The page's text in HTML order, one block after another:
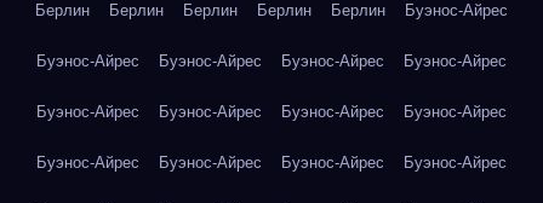
Берлин Берлин Берлин Берлин Берлин Буэнос-Айрес
Буэнос-Айрес Буэнос-Айрес Буэнос-Айрес Буэнос-Айрес
Буэнос-Айрес Буэнос-Айрес Буэнос-Айрес Буэнос-Айрес
Буэнос-Айрес Буэнос-Айрес Буэнос-Айрес Буэнос-Айрес